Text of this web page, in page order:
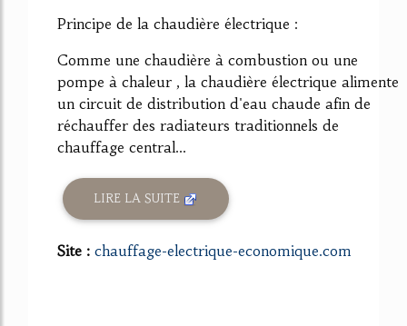
Principe de la chaudière électrique :
Comme une chaudière à combustion ou une
pompe à chaleur , la chaudière électrique alimente
un circuit de distribution d'eau chaude afin de
réchauffer des radiateurs traditionnels de
chauffage central...
LIRE LA SUITE
Site : chauffage-electrique-economique.com